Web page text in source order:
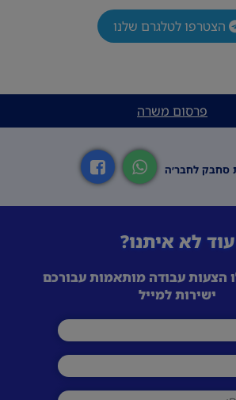
הצטרפו לטלגרם שלנו
פרסום משרה
סחבק לחבר׳ה
עוד לא איתנו?
הצעות עבודה מותאמות עבורכם
ישירות למייל